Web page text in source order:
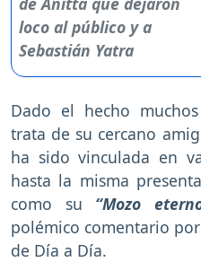
Dado el hecho
trata de su cercano
ha sido vinculada en
hasta la misma
como su “Mozo
polémico comentario
de Día a Día.